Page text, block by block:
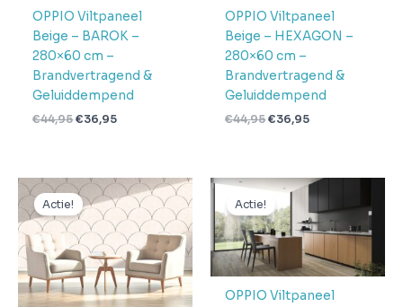
OPPIO Viltpaneel
Beige – BAROK –
280×60 cm –
Brandvertragend &
Geluiddempend
€44,95€36,95
OPPIO Viltpaneel
Beige – HEXAGON –
280×60 cm –
Brandvertragend &
Geluiddempend
€44,95€36,95
Actie!
Oorspronkelijke
prijs
was:
€44,95.
Huidige
prijs
is:
€36,95.
Actie!
OPPIO Viltpaneel
Oorspronkelijke
was:
€44,95.
Huidige
prijs
is:
€36,95.